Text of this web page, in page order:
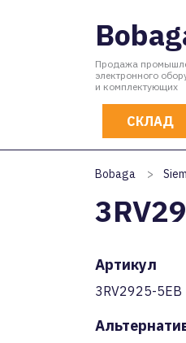
Продажа
электронного
и комплектующих
СКЛАД
Bobaga >
Артикул
3RV2925-5EB